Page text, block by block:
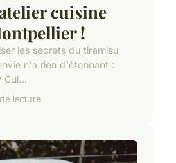
cuisine
!
les secrets du tiramisu
n'a rien d'étonnant :
Cui...
lecture